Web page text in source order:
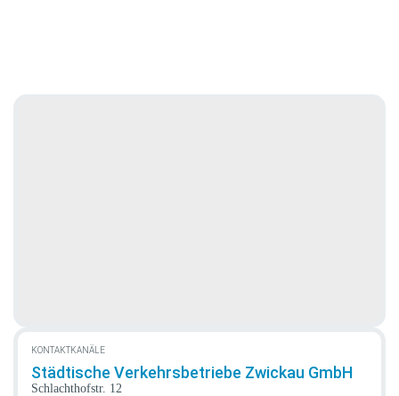
KONTAKTKANÄLE
Städtische Verkehrsbetriebe Zwickau GmbH
Schlachthofstr. 12